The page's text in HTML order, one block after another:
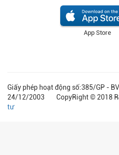
App Store
Giấy phép hoạt động số:385/GP -
24/12/2003 CopyRight © 2018
tư